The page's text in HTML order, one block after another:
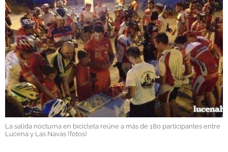
GALERÍAS
La salida nocturna en bicicleta reúne a más de 180 participantes entre
Lucena y Las Navas (fotos)